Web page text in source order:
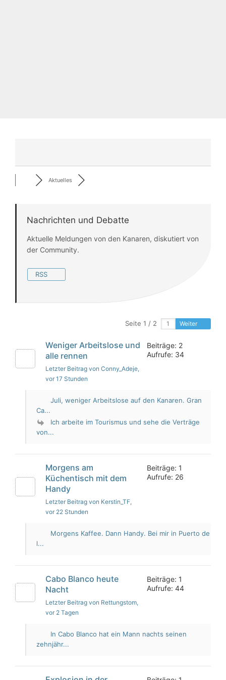
Aktuelles
Nachrichten und Debatte
Aktuelle Meldungen von den Kanaren, diskutiert von
der Community.
RSS
Seite 1 / 2 Weiter
Weniger Arbeitslose und
alle rennen
Letzter Beitrag von Conny_Adeje,
vor 17 Stunden
Beiträge: 2
Aufrufe: 34
Juli, weniger Arbeitslose auf den Kanaren. Gran
Ca...
Ich arbeite im Tourismus und sehe die Verträge
von...
Morgens am
Küchentisch mit dem
Handy
Letzter Beitrag von Kerstin_TF,
vor 22 Stunden
Beiträge: 1
Aufrufe: 26
Morgens Kaffee. Dann Handy. Bei mir in Puerto de
l...
Cabo Blanco heute
Nacht
Letzter Beitrag von Rettungstom,
vor 2 Tagen
Beiträge: 1
Aufrufe: 44
In Cabo Blanco hat ein Mann nachts seinen
zehnjähr...